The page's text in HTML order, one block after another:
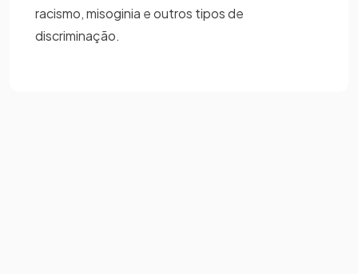
racismo, misoginia e outros tipos de
discriminação.